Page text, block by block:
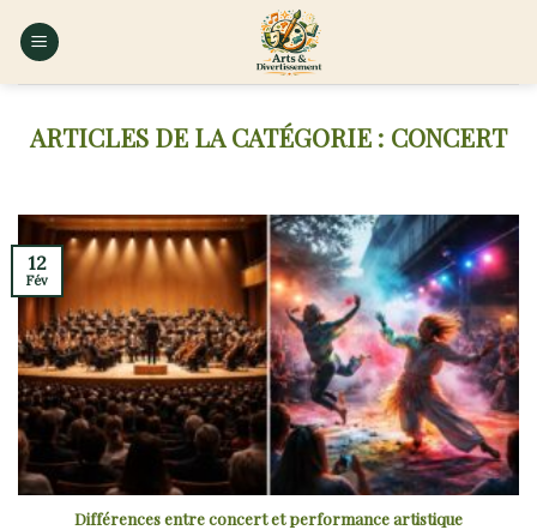
CONCERT
Différences entre concert et performance artistique
12
Fév